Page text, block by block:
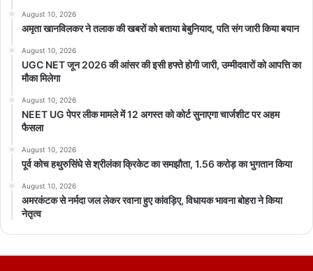
August 10, 2026
अमृता खानविलकर ने तलाक की खबरों को बताया बेबुनियाद, पति संग जारी किया बयान
August 10, 2026
UGC NET जून 2026 की आंसर की इसी हफ्ते होगी जारी, उम्मीदवारों को आपत्ति का
मौका मिलेगा
August 10, 2026
NEET UG पेपर लीक मामले में 12 अगस्त को कोर्ट सुनाएगा चार्जशीट पर अहम
फैसला
August 10, 2026
पूर्व कोच हथुरुसिंघे से श्रीलंका क्रिकेट का समझौता, 1.56 करोड़ का भुगतान किया
August 10, 2026
अमरकंटक से नर्मदा जल लेकर रवाना हुए कांवड़िए, विधायक भावना बोहरा ने किया
नेतृत्व